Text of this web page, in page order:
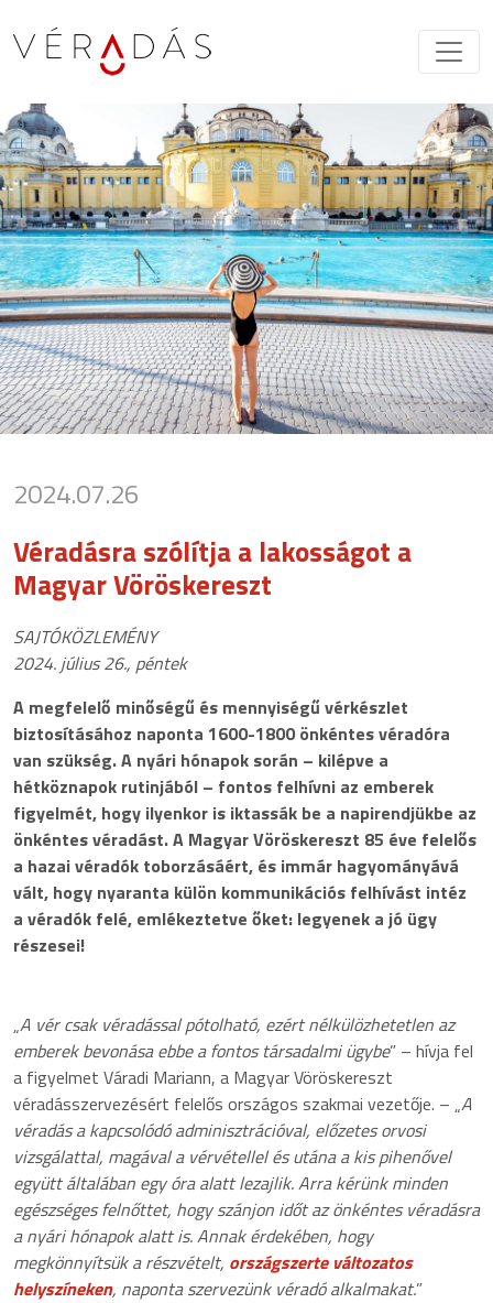
2024.07.26
Véradásra szólítja a lakosságot a
Magyar Vöröskereszt
SAJTÓKÖZLEMÉNY
2024. július 26., péntek
A megfelelő minőségű és mennyiségű vérkészlet
biztosításához naponta 1600-1800 önkéntes véradóra
van szükség. A nyári hónapok során – kilépve a
hétköznapok rutinjából – fontos felhívni az emberek
figyelmét, hogy ilyenkor is iktassák be a napirendjükbe az
önkéntes véradást. A Magyar Vöröskereszt 85 éve felelős
a hazai véradók toborzásáért, és immár hagyományává
vált, hogy nyaranta külön kommunikációs felhívást intéz
a véradók felé, emlékeztetve őket: legyenek a jó ügy
részesei!
„A vér csak véradással pótolható, ezért nélkülözhetetlen az
emberek bevonása ebbe a fontos társadalmi ügybe” – hívja fel
a figyelmet Váradi Mariann, a Magyar Vöröskereszt
véradásszervezésért felelős országos szakmai vezetője. – „A
véradás a kapcsolódó adminisztrációval, előzetes orvosi
vizsgálattal, magával a vérvétellel és utána a kis pihenővel
együtt általában egy óra alatt lezajlik. Arra kérünk minden
egészséges felnőttet, hogy szánjon időt az önkéntes véradásra
a nyári hónapok alatt is. Annak érdekében, hogy
megkönnyítsük a részvételt, országszerte változatos
helyszíneken, naponta szervezünk véradó alkalmakat.”